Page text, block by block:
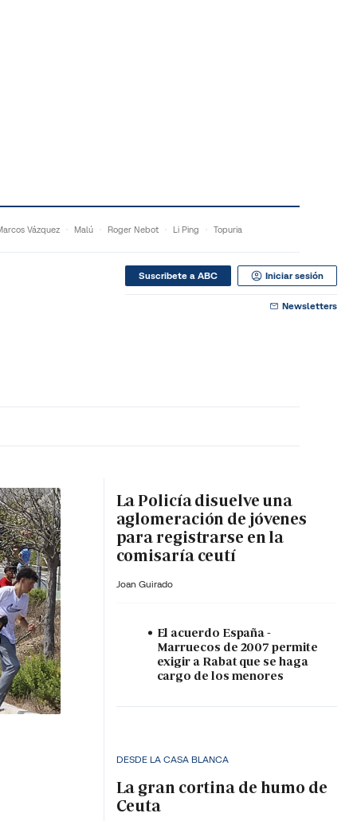
Vázquez Malú Roger Nebot Li Ping Topuria
Suscribete a ABC Iniciar sesión
Newsletters
La Policía disuelve una
aglomeración de jóvenes
para registrarse en la
comisaría ceutí
Joan Guirado
El acuerdo España -
Marruecos de 2007 permite
exigir a Rabat que se haga
cargo de los menores
DESDE LA CASA BLANCA
La gran cortina de humo de
Ceuta